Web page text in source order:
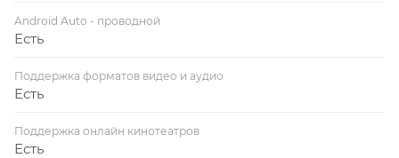
Android Auto - проводной
Есть
Поддержка форматов видео и аудио
Есть
Поддержка онлайн кинотеатров
Есть